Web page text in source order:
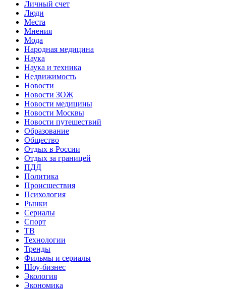
Личный счет
Люди
Места
Мнения
Мода
Народная медицина
Наука
Наука и техника
Недвижимость
Новости
Новости ЗОЖ
Новости медицины
Новости Москвы
Новости путешествий
Образование
Общество
Отдых в России
Отдых за границей
ПДД
Политика
Происшествия
Психология
Рынки
Сериалы
Спорт
ТВ
Технологии
Тренды
Фильмы и сериалы
Шоу-бизнес
Экология
Экономика